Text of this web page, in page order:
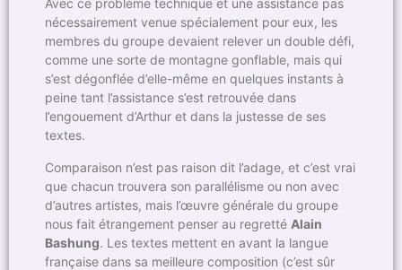
Avec ce problème technique et une assistance pas
nécessairement venue spécialement pour eux, les
membres du groupe devaient relever un double défi,
comme une sorte de montagne gonflable, mais qui
s’est dégonflée d’elle-même en quelques instants à
peine tant l’assistance s’est retrouvée dans
l’engouement d’Arthur et dans la justesse de ses
textes.
Comparaison n’est pas raison dit l’adage, et c’est vrai
que chacun trouvera son parallélisme ou non avec
d’autres artistes, mais l’œuvre générale du groupe
nous fait étrangement penser au regretté Alain
Bashung. Les textes mettent en avant la langue
française dans sa meilleure composition (c’est sûr